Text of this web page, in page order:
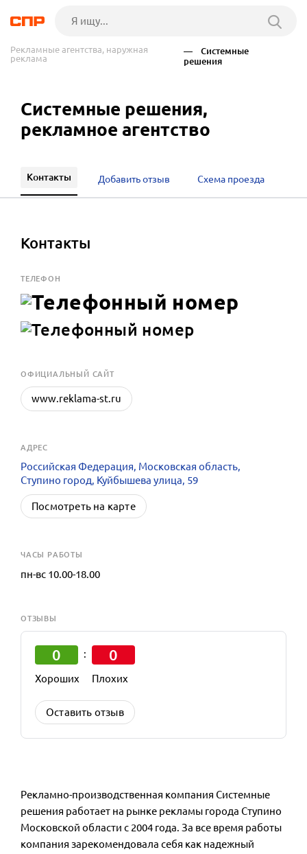
Рекламные агентства, наружная
реклама
— Системные
решения
Системные решения,
рекламное агентство
Контакты Добавить отзыв Схема проезда
Контакты
ТЕЛЕФОН
OФИЦИАЛЬНЫЙ САЙТ
www.reklama-st.ru
АДРЕС
Российская Федерация, Московская область,
Ступино город, Куйбышева улица, 59
Посмотреть на карте
ЧАСЫ РАБОТЫ
пн-вс 10.00-18.00
ОТЗЫВЫ
0
Хороших
: 0
Плохих
Оставить отзыв
Рекламно-производственная компания Системные
решения работает на рынке рекламы города Ступино
Московской области с 2004 года. За все время работы
компания зарекомендовала себя как надежный